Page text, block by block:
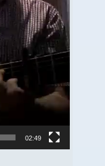
02:49